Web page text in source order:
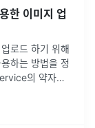
이미지 업
로드 하기 위해
하는 방법을 정
의 약자로,